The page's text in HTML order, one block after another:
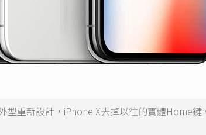
重新設計，iPhone X去掉以往的實體Home鍵